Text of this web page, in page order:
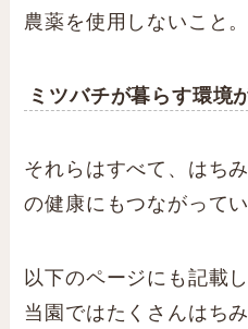
農薬を使用しないこと。
ミツバチが暮らす環境
それらはすべて、はち
の健康にもつながってい
以下のページにも記載
当園ではたくさんはち